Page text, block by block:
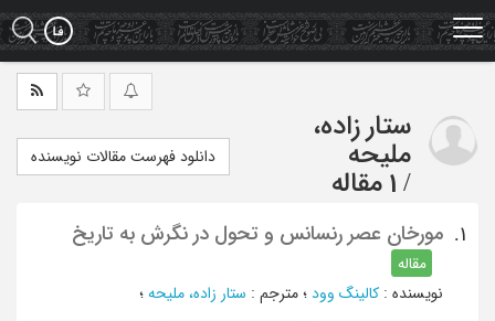
Skip
to
main
ستار زاده،
ملیحه
/ 1 مقاله
دانلود فهرست مقالات نویسنده
1. مورخان عصر رنسانس و تحول در نگرش به تاریخ
مقاله
نویسنده : کالینگ وود ؛ مترجم : ستار زاده، ملیحه ؛